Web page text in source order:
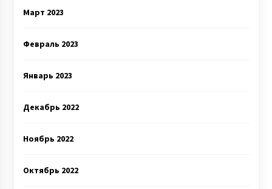
Март 2023
Февраль 2023
Январь 2023
Декабрь 2022
Ноябрь 2022
Октябрь 2022